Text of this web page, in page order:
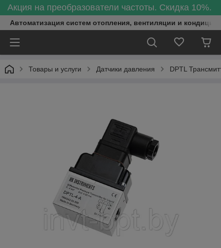
Акция на преобразователи частоты. Скидка 10%.
Автоматизация систем отопления, вентиляции и
Товары и услуги Датчики давления DPTL